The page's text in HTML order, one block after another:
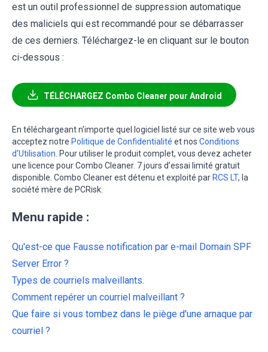
est un outil professionnel de suppression automatique
des maliciels qui est recommandé pour se débarrasser
de ces derniers. Téléchargez-le en cliquant sur le bouton
ci-dessous :
TÉLÉCHARGEZ Combo Cleaner pour Android
En téléchargeant n'importe quel logiciel listé sur ce site web vous
acceptez notre Politique de Confidentialité et nos Conditions
d’Utilisation . Pour utiliser le produit complet, vous devez acheter
une licence pour Combo Cleaner. 7 jours d’essai limité gratuit
disponible. Combo Cleaner est détenu et exploité par RCS LT, la
société mère de PCRisk.
Menu rapide :
Qu'est-ce que Fausse notification par e-mail Domain SPF
Server Error ?
Types de courriels malveillants.
Comment repérer un courriel malveillant ?
Que faire si vous tombez dans le piège d'une arnaque par
courriel ?